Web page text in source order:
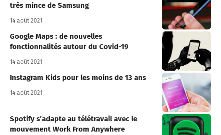
très mince de Samsung
14 août 2021
Google Maps : de nouvelles
fonctionnalités autour du Covid-19
14 août 2021
Instagram Kids pour les moins de 13 ans
14 août 2021
Spotify s’adapte au télétravail avec le
mouvement Work From Anywhere